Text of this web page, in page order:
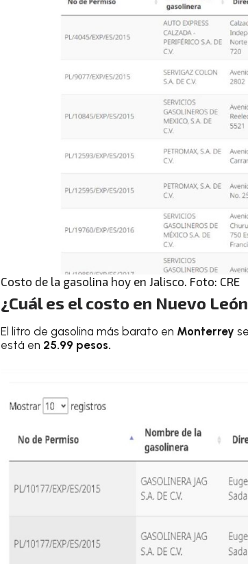
Costo de la gasolina hoy en Jalisco. Foto: CRE
¿Cuál es el costo en Nuevo
El litro de gasolina más barato en Monterrey
está en 25.99 pesos.